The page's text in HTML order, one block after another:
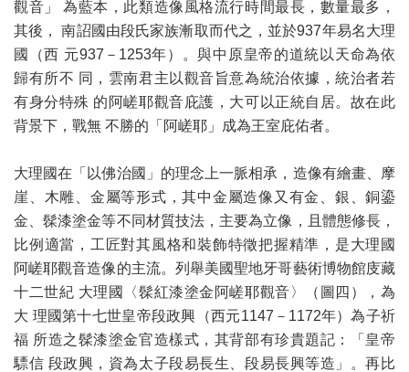
觀音」 為藍本，此類造像風格流行時間最長，數量最多，
其後， 南詔國由段氏家族漸取而代之，並於937年易名大理
國（西 元937－1253年）。與中原皇帝的道統以天命為依
歸有所不 同，雲南君主以觀音旨意為統治依據，統治者若
有身分特殊 的阿嵯耶觀音庇護，大可以正統自居。故在此
背景下，戰無 不勝的「阿嵯耶」成為王室庇佑者。
大理國在「以佛治國」的理念上一脈相承，造像有繪畫、摩
崖、木雕、金屬等形式，其中金屬造像又有金、銀、銅鎏
金、髹漆塗金等不同材質技法，主要為立像，且體態修長，
比例適當，工匠對其風格和裝飾特徵把握精準，是大理國
阿嵯耶觀音造像的主流。列舉美國聖地牙哥藝術博物館庋藏
十二世紀 大理國〈髹紅漆塗金阿嵯耶觀音〉（圖四），為
大 理國第十七世皇帝段政興（西元1147－1172年）為子祈
福 所造之髹漆塗金官造樣式，其背部有珍貴題記：「皇帝
驃信 段政興，資為太子段易長生、段易長興等造」。再比